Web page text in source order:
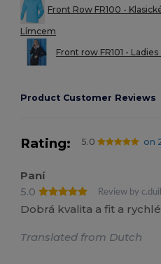
Front Row FR100 -
Límcem
Front row FR101 -
Product Customer Reviews
Rating: 5.0 on
Paní
5.0
Review by
Dobrá kvalita a fit a
Translated from Dutch